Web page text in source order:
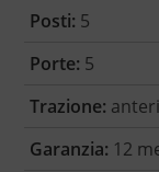
Posti: 5
Porte: 5
Trazione:
Garanzia: 12